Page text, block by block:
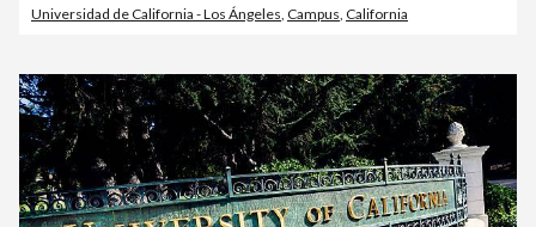
Universidad de California - Los Ángeles Campus California